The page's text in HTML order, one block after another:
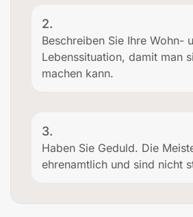
2.
Beschreiben Sie Ihre Wohn-
Lebenssituation, damit man
machen kann.
3.
Haben Sie Geduld. Die
ehrenamtlich und sind nicht